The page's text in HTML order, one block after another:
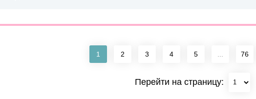
1 2 3 4 5 76
Перейти на страницу: